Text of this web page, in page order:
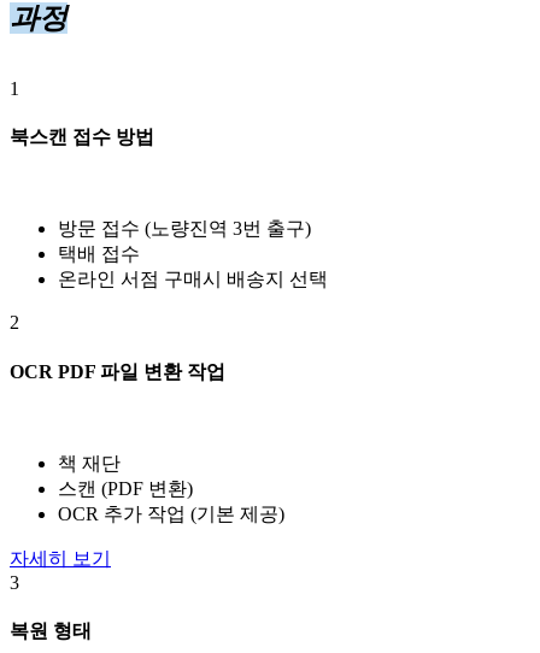
과정
1
북스캔 접수 방법
방문 접수 (노량진역 3번 출구)
택배 접수
온라인 서점 구매시 배송지 선택
2
OCR PDF 파일 변환 작업
책 재단
스캔 (PDF 변환)
OCR 추가 작업 (기본 제공)
자세히 보기
3
복원 형태